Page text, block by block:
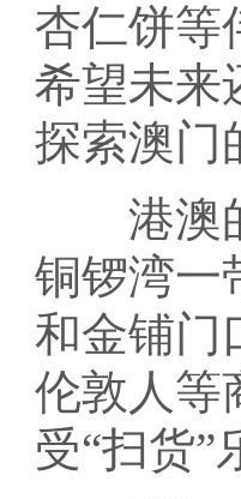
杏仁饼等
希望未来
探索澳门
港澳的
铜锣湾一
和金铺门
伦敦人等
受“扫货”